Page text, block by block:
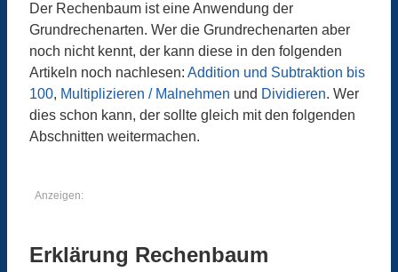
Der Rechenbaum ist eine Anwendung der
Grundrechenarten. Wer die Grundrechenarten aber
noch nicht kennt, der kann diese in den folgenden
Artikeln noch nachlesen: Addition und Subtraktion bis
100, Multiplizieren / Malnehmen und Dividieren. Wer
dies schon kann, der sollte gleich mit den folgenden
Abschnitten weitermachen.
Anzeigen:
Erklärung Rechenbaum